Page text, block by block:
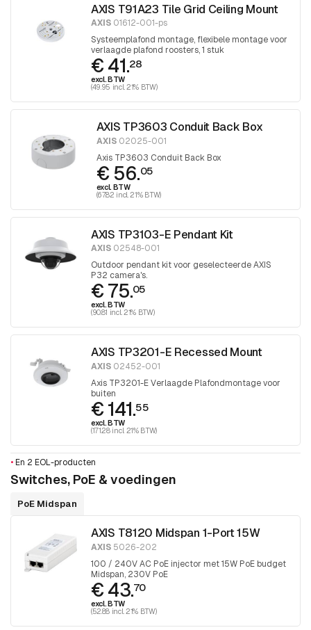
AXIS T91A23 Tile Grid Ceiling Mount
AXIS 01612-001-ps
Systeemplafond montage, flexibele montage voor
verlaagde plafond roosters, 1 stuk
€ 41.28
excl. BTW
(49.95 incl. 21% BTW)
AXIS TP3603 Conduit Back Box
AXIS02025-001
Axis TP3603 Conduit Back Box
€ 56.05
excl. BTW
(67.82 incl. 21% BTW)
AXIS TP3103-E Pendant Kit
AXIS 02548-001
Outdoor pendant kit voor geselecteerde AXIS
P32 camera's.
€ 75.05
excl. BTW
(90.81 incl. 21% BTW)
AXIS TP3201-E Recessed Mount
AXIS 02452-001
Axis TP3201-E Verlaagde Plafondmontage voor
buiten
€ 141.55
excl. BTW
(171.28 incl. 21% BTW)
• En 2 EOL-producten
Switches, PoE & voedingen
PoE Midspan
AXIS T8120 Midspan 1-Port 15W
AXIS 5026-202
100 / 240V AC PoE injector met 15W PoE budget
Midspan, 230V PoE
€ 43.70
excl. BTW
(52.88 incl. 21% BTW)